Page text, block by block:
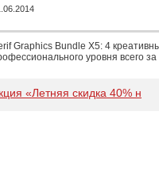
Graphics Bundle X5: 4
уровня всего
«Летняя скидка 40% н